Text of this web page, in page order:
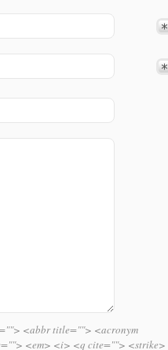
<abbr title=""> <acronym
<em> <i> <q cite=""> <strike>